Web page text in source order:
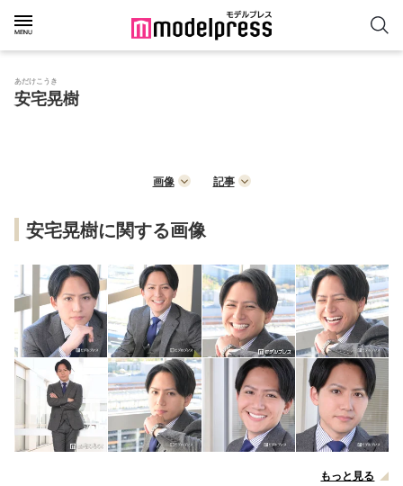
あだけこうき
安宅晃樹
画像 記事
安宅晃樹に関する画像
もっと見る